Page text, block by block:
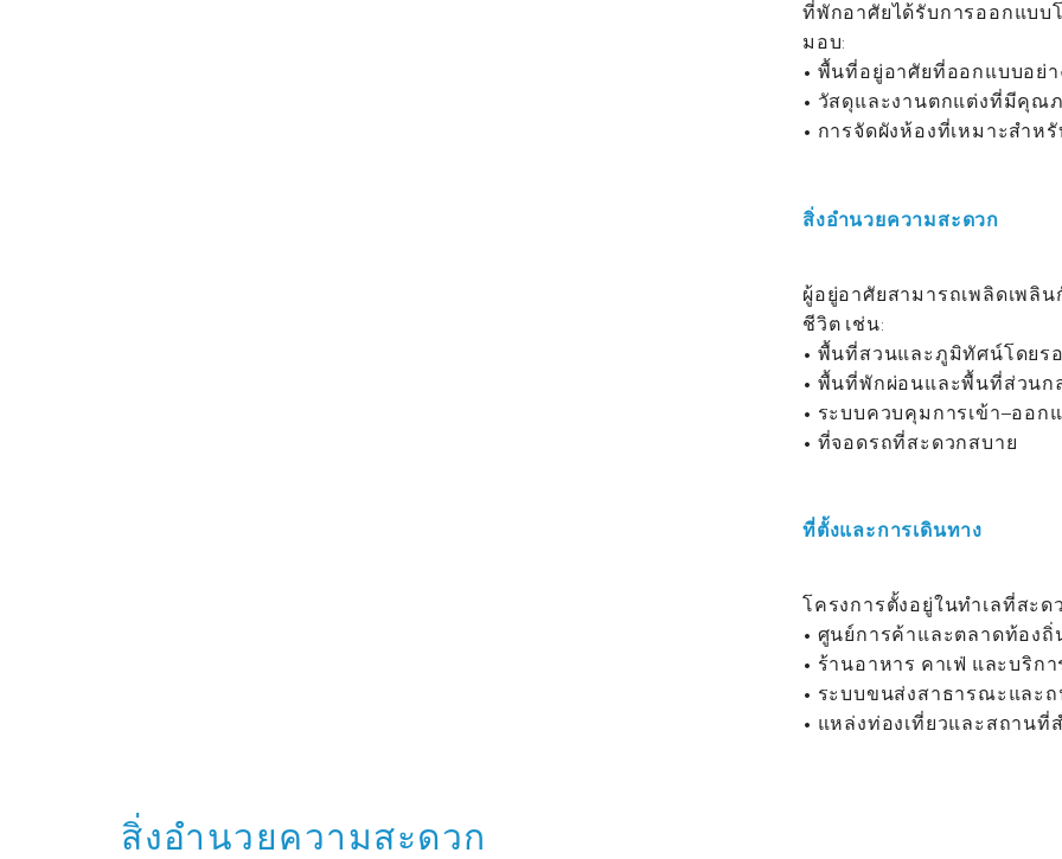
ที่พักอาศัยได้รับการออกแบบ
มอบ:
• พื้นที่อยู่อาศัยที่ออกแบบอย่
• วัสดุและงานตกแต่งที่มีคุณ
• การจัดผังห้องที่เหมาะสำห
สิ่งอำนวยความสะดวก
ผู้อยู่อาศัยสามารถเพลิดเพลิ
ชีวิต เช่น:
• พื้นที่สวนและภูมิทัศน์โดยร
• พื้นที่พักผ่อนและพื้นที่ส่วนก
• ระบบควบคุมการเข้า–ออ
• ที่จอดรถที่สะดวกสบาย
ที่ตั้งและการเดินทาง
โครงการตั้งอยู่ในทำเลที่สะด
• ศูนย์การค้าและตลาดท้องถิ่
• ร้านอาหาร คาเฟ่ และบริก
• ระบบขนส่งสาธารณะและ
• แหล่งท่องเที่ยวและสถานที่
สิ่งอำนวยความสะดวก